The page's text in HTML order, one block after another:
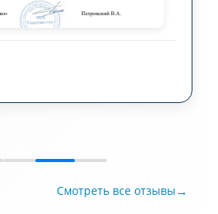
Смотреть все отзывы →